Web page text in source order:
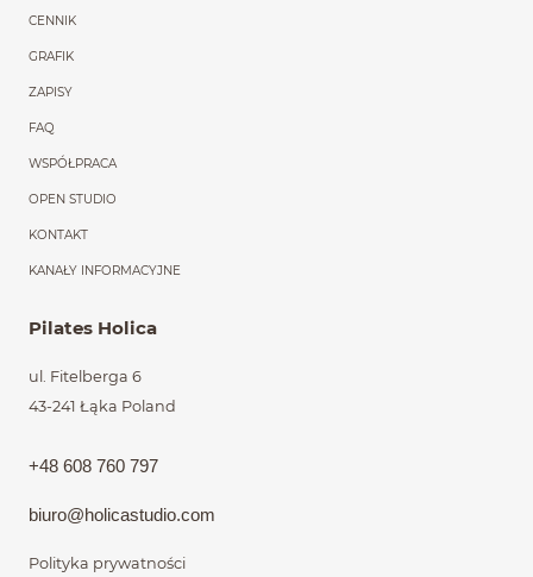
CENNIK
GRAFIK
ZAPISY
FAQ
WSPÓŁPRACA
OPEN STUDIO
KONTAKT
KANAŁY INFORMACYJNE
Pilates Holica
ul. Fitelberga 6
43-241 Łąka Poland
+48 608 760 797
biuro@holicastudio.com
Polityka prywatności